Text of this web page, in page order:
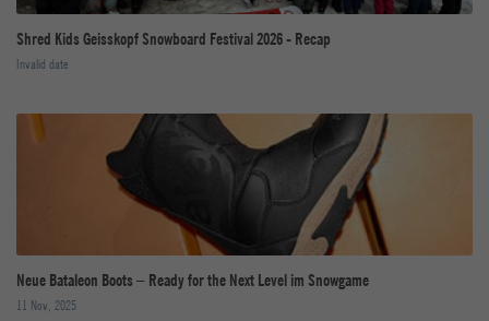
Shred Kids Geisskopf Snowboard Festival 2026 - Recap
Invalid date
Neue Bataleon Boots – Ready for the Next Level im Snowgame
11 Nov, 2025